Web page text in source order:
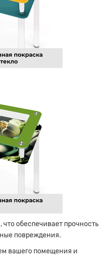
обеспечивает прочность
повреждения.
вашего помещения и